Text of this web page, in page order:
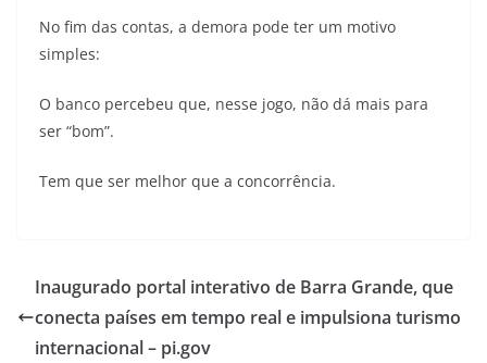
No fim das contas, a demora pode ter um motivo
simples:
O banco percebeu que, nesse jogo, não dá mais para
ser “bom”.
Tem que ser melhor que a concorrência.
Inaugurado portal interativo de Barra Grande, que
conecta países em tempo real e impulsiona turismo
internacional – pi.gov